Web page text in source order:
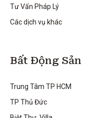
Tư Vấn Pháp Lý
Các dịch vụ khác
Bất Động Sản
Trung Tâm TP HCM
TP Thủ Đức